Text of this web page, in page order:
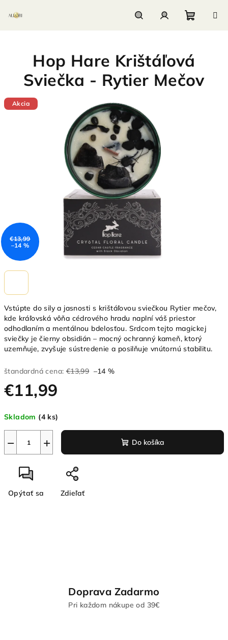
košík
Vstúpte do sily a jasnosti s krištáľovou sviečkou Rytier mečov,
kde kráľovská vôňa cédrového hradu naplní váš priestor
odhodlaním a mentálnou bdelosťou. Srdcom tejto magickej
sviečky je čierny obsidián – mocný ochranný kameň, ktorý
uzemňuje, zvyšuje sústredenie a posilňuje vnútornú stabilitu.
štandardná cena: €13,99 –14 %
€11,99
cena:
Skladom (4 ks)
+
− Do košíka
Opýtať sa Zdieľať
Hop Hare Krištáľová
Sviečka - Rytier Mečov
Akcia
€13,99
–14 %
Doprava Zadarmo
Pri každom nákupe od 39€